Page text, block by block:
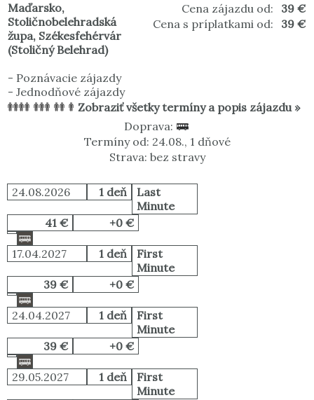
Cena zájazdu od:
39 €
Cena s príplatkami od:
39 €
Maďarsko,
Stoličnobelehradská
župa, Székesfehérvár
(Stoličný Belehrad)
- Poznávacie zájazdy
- Jednodňové zájazdy
Zobraziť všetky termíny a popis zájazdu »
Doprava:
Termíny od: 24.08., 1 dňové
Strava: bez stravy
24.08.2026 1 deň
Last
Minute
41 €
+0 €
17.04.2027 1 deň
First
Minute
39 €
+0 €
24.04.2027 1 deň
First
Minute
39 €
+0 €
29.05.2027 1 deň
First
Minute